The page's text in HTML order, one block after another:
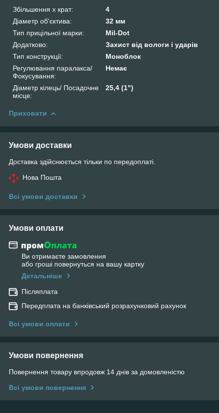
Збільшення х крат:
4
Діаметр об'єктива:
32 мм
Тип прицільної марки:
Mil-Dot
Додатково:
Захист від вологи і ударів
Тип конструкції:
Моноблок
Регулювання паралакса/
Фокусування:
Немає
Діаметр кілець/ Посадочне
місце:
25,4 (1")
Приховати
Умови доставки
Доставка здійснюється тільки по передоплаті.
Нова Пошта
Всі умови доставки
Умови оплати
Ви отримаєте замовлення
або гроші повернуться на вашу картку
Детальніше
Післяплата
Передплата на банківський розрахунковий рахунок
Всі умови оплати
Умови повернення
Повернення товару впродовж 14 днів за домовленістю
Всі умови повернення